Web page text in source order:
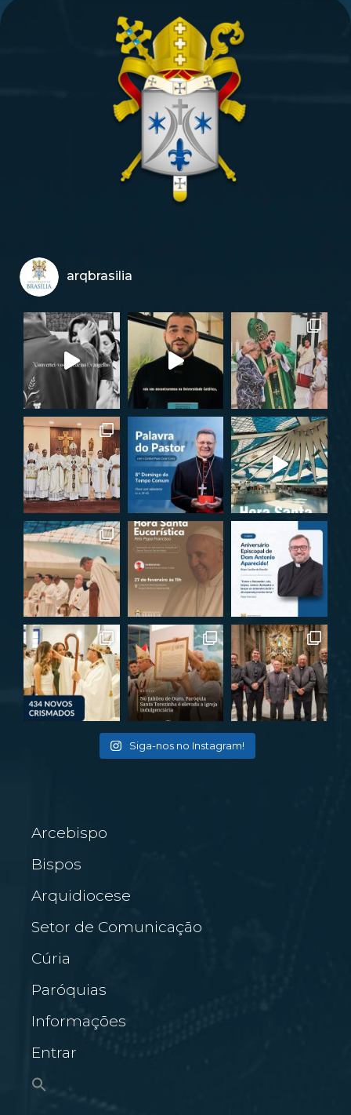
arqbrasilia
Siga-nos no Instagram!
Arcebispo
Bispos
Arquidiocese
Setor de Comunicação
Cúria
Paróquias
Informações
Entrar